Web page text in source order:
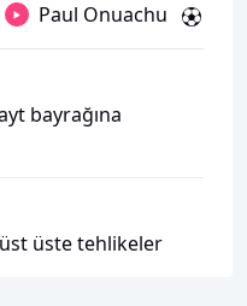
Paul Onuachu
bayrağına
üste tehlikeler